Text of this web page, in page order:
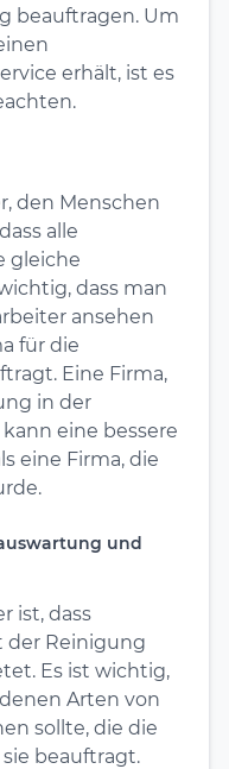
beauftragen. Um
erhält, ist es
den Menschen
alle
gleiche
dass man
ansehen
für die
Eine Firma,
in der
eine bessere
eine Firma, die
und
ist, dass
der Reinigung
Es ist wichtig,
Arten von
sollte, die die
beauftragt.